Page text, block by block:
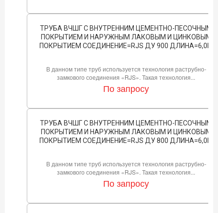
ТРУБА ВЧШГ С ВНУТРЕННИМ ЦЕМЕНТНО-ПЕСОЧНЫМ
ПОКРЫТИЕМ И НАРУЖНЫМ ЛАКОВЫМ И ЦИНКОВЫМ
ПОКРЫТИЕМ СОЕДИНЕНИЕ=RJS ДУ 900 ДЛИНА=6,0М
В данном типе труб используется технология раструбно-
замкового соединения «RJS». Такая технология...
По запросу
ТРУБА ВЧШГ С ВНУТРЕННИМ ЦЕМЕНТНО-ПЕСОЧНЫМ
ПОКРЫТИЕМ И НАРУЖНЫМ ЛАКОВЫМ И ЦИНКОВЫМ
ПОКРЫТИЕМ СОЕДИНЕНИЕ=RJS ДУ 800 ДЛИНА=6,0М
В данном типе труб используется технология раструбно-
замкового соединения «RJS». Такая технология...
По запросу